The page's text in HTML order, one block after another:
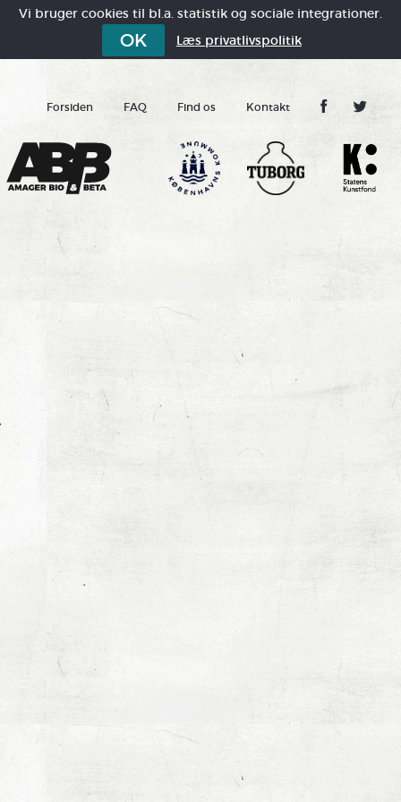
Vi bruger cookies til bl.a. statistik og sociale integrationer.
OK Læs privatlivspolitik
Forsiden FAQ Find os Kontakt